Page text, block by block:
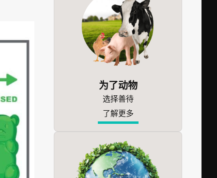
为了动物
选择善待
了解更多